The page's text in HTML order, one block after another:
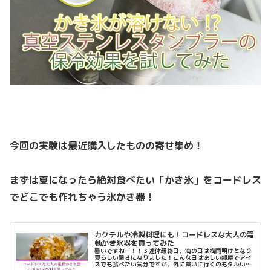
今回の実験は最近購入したものの寄せ集め！
まずは夏になったら絶対食べたい「かき氷」をコードレス
でどこでも作れちゃう氷かき器！
カクテルや冷製料理にも！コードレスな大人の電
動かき氷器を買ってみた
暑いですね―！！３連休最終日、海の日は梅雨明けとなり
夏らしい暑さになりました！こんな日は涼しい部屋でアイ
スでも食べたい気分ですが、外に買いに行くのもダルい！